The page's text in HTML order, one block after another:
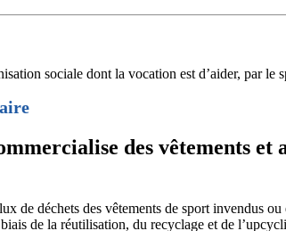
sociale dont la vocation est d’aider, par le
des vêtements et
de déchets des vêtements de sport invendus
de la réutilisation, du recyclage et de